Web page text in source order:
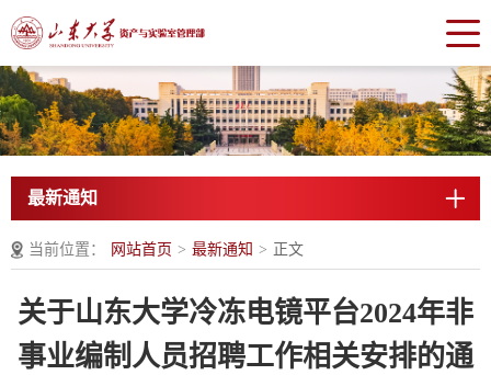
最新通知
当前位置： 网站首页 > 最新通知 > 正文
关于山东大学冷冻电镜平台2024年非
事业编制人员招聘工作相关安排的通